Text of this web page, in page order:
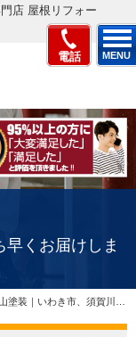
店 屋根リフォー
電話
MENU
くお届けしま
修、屋根リフォーム専門店郡山塗装、適正価格で評判の見積もりを実現